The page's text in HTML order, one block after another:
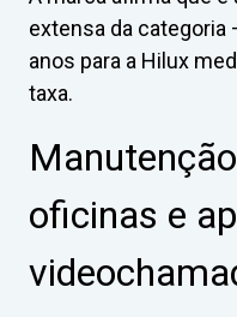
extensa da categoria
anos para a Hilux
taxa.
oficinas e